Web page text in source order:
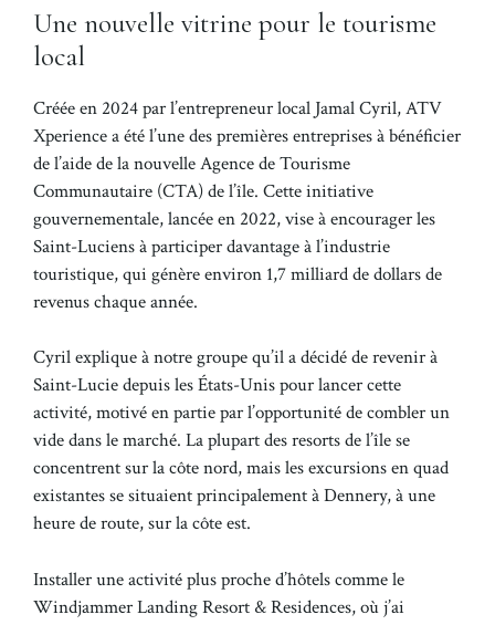
Une nouvelle vitrine pour le tourisme
local
Créée en 2024 par l’entrepreneur local Jamal Cyril, ATV
Xperience a été l’une des premières entreprises à bénéficier
de l’aide de la nouvelle Agence de Tourisme
Communautaire (CTA) de l’île. Cette initiative
gouvernementale, lancée en 2022, vise à encourager les
Saint-Luciens à participer davantage à l’industrie
touristique, qui génère environ 1,7 milliard de dollars de
revenus chaque année.
Cyril explique à notre groupe qu’il a décidé de revenir à
Saint-Lucie depuis les États-Unis pour lancer cette
activité, motivé en partie par l’opportunité de combler un
vide dans le marché. La plupart des resorts de l’île se
concentrent sur la côte nord, mais les excursions en quad
existantes se situaient principalement à Dennery, à une
heure de route, sur la côte est.
Installer une activité plus proche d’hôtels comme le
Windjammer Landing Resort & Residences, où j’ai